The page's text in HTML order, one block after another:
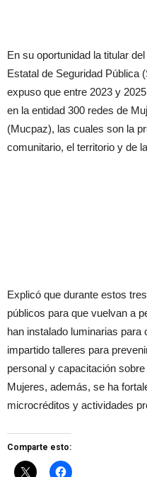
En su oportunidad la titular
Estatal de Seguridad Pública
expuso que entre 2023 y
en la entidad 300 redes de
(Mucpaz), las cuales son la
comunitario, el territorio y de
Explicó que durante estos
públicos para que vuelvan a
han instalado luminarias
impartido talleres para
personal y capacitación
Mujeres, además, se ha
microcréditos y actividades
Comparte esto: